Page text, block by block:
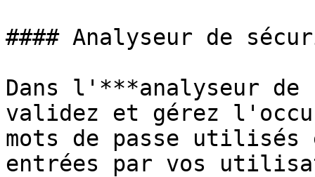
#### Analyseur de
Dans l'***analyseur
validez et gérez
mots de passe
entrées par vos